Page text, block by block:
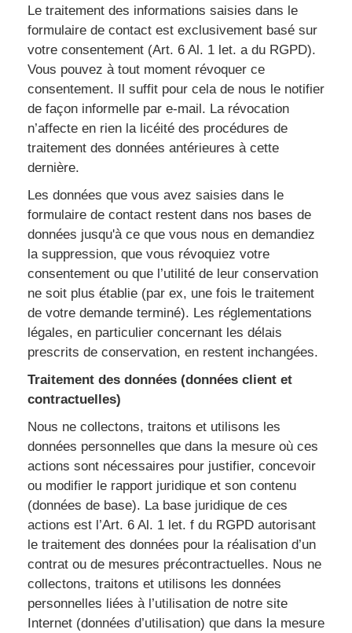
Le traitement des informations saisies dans le
formulaire de contact est exclusivement basé sur
votre consentement (Art. 6 Al. 1 let. a du RGPD).
Vous pouvez à tout moment révoquer ce
consentement. Il suffit pour cela de nous le notifier
de façon informelle par e-mail. La révocation
n’affecte en rien la licéité des procédures de
traitement des données antérieures à cette
dernière.
Les données que vous avez saisies dans le
formulaire de contact restent dans nos bases de
données jusqu'à ce que vous nous en demandiez
la suppression, que vous révoquiez votre
consentement ou que l’utilité de leur conservation
ne soit plus établie (par ex, une fois le traitement
de votre demande terminé). Les réglementations
légales, en particulier concernant les délais
prescrits de conservation, en restent inchangées.
Traitement des données (données client et
contractuelles)
Nous ne collectons, traitons et utilisons les
données personnelles que dans la mesure où ces
actions sont nécessaires pour justifier, concevoir
ou modifier le rapport juridique et son contenu
(données de base). La base juridique de ces
actions est l’Art. 6 Al. 1 let. f du RGPD autorisant
le traitement des données pour la réalisation d’un
contrat ou de mesures précontractuelles. Nous ne
collectons, traitons et utilisons les données
personnelles liées à l’utilisation de notre site
Internet (données d’utilisation) que dans la mesure